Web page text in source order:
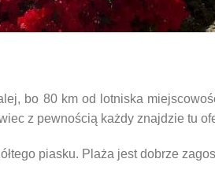
bo 80 km od lotniska
z pewnością każdy znajdzie tu
piasku. Plaża jest dobrze